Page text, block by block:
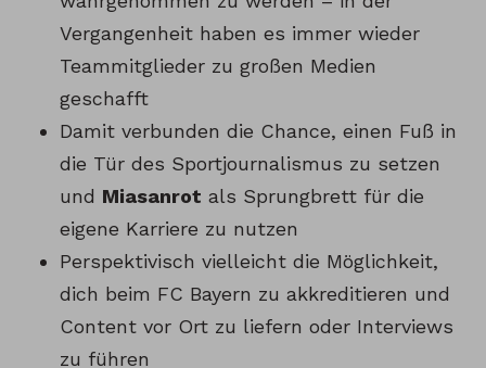
Vergangenheit haben es immer wieder
Teammitglieder zu großen Medien
geschafft
Damit verbunden die Chance, einen Fuß in
die Tür des Sportjournalismus zu setzen
und Miasanrot als Sprungbrett für die
eigene Karriere zu nutzen
Perspektivisch vielleicht die Möglichkeit,
dich beim FC Bayern zu akkreditieren und
Content vor Ort zu liefern oder Interviews
zu führen